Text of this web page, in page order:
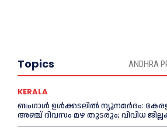
Topics ANDHRA
KERALA
ബംഗാൾ ഉൾക്കടലിൽ ന്യൂനമർദം:
അഞ്ച് ദിവസം മഴ തുടരും; വിവിധ